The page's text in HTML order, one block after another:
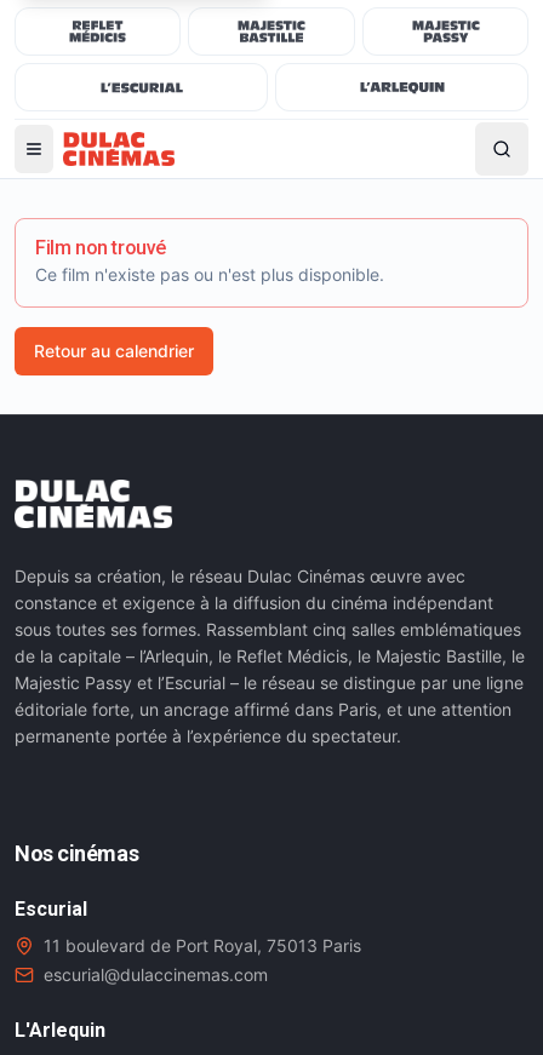
Film non trouvé
Ce film n'existe pas ou n'est plus disponible.
Retour au calendrier
Depuis sa création, le réseau Dulac Cinémas œuvre avec
constance et exigence à la diffusion du cinéma indépendant
sous toutes ses formes. Rassemblant cinq salles emblématiques
de la capitale – l’Arlequin, le Reflet Médicis, le Majestic Bastille, le
Majestic Passy et l’Escurial – le réseau se distingue par une ligne
éditoriale forte, un ancrage affirmé dans Paris, et une attention
permanente portée à l’expérience du spectateur.
Nos cinémas
Escurial
11 boulevard de Port Royal, 75013 Paris
escurial@dulaccinemas.com
L'Arlequin